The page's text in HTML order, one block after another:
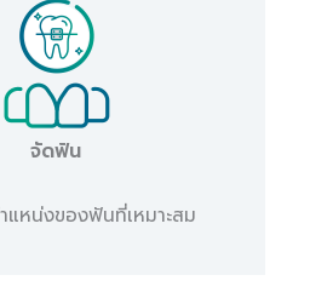
จัดฟัน
แหน่งของฟันที่เหมาะสม